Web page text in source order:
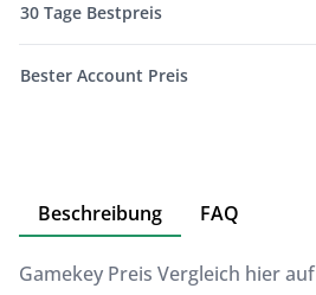
30 Tage Bestpreis
Bester Account Preis
Beschreibung FAQ
Gamekey Preis Vergleich hier